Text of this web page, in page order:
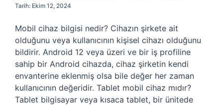
Tarih: Ekim 12, 2024
Mobil cihaz bilgisi nedir? Cihazın şirkete ait
olduğunu veya kullanıcının kişisel cihazı olduğunu
bildirir. Android 12 veya üzeri ve bir iş profiline
sahip bir Android cihazda, cihaz şirketin kendi
envanterine eklenmiş olsa bile değer her zaman
kullanıcının değeridir. Tablet mobil cihaz mıdır?
Tablet bilgisayar veya kısaca tablet, bir ünitede